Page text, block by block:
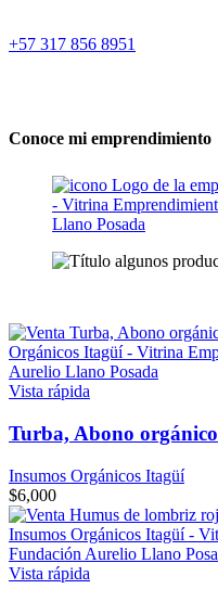
+57 317 856 8951
Conoce mi emprendimiento
Vista rápida
Turba, Abono orgánico
Insumos Orgánicos Itagüí
$6,000
Vista rápida